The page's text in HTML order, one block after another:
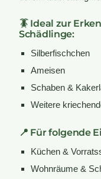
🪳 Ideal zur
Schädlinge:
Silberfischchen
Ameisen
Schaben &
Weitere
📍 Für folgende
Küchen &
Wohnräume &